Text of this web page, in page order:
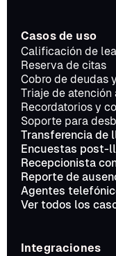
Casos de uso
Calificación de
Reserva de citas
Cobro de deudas
Triaje de
Recordatorios y
Soporte para
Transferencia de
Encuestas post-
Recepcionista
Reporte de
Agentes
Ver todos los
Integraciones